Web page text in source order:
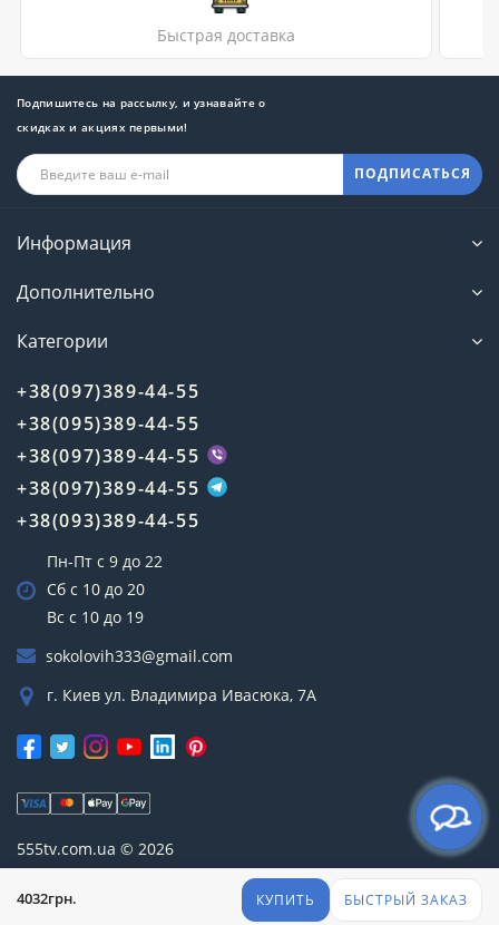
4032грн. КУПИТЬ БЫСТРЫЙ ЗАКАЗ
Быстрая доставка
Подпишитесь на рассылку, и узнавайте о
скидках и акциях первыми!
ПОДПИСАТЬСЯ
Информация
Дополнительно
Категории
+38(097)389-44-55
+38(095)389-44-55
+38(097)389-44-55
+38(097)389-44-55
+38(093)389-44-55
Пн-Пт с 9 до 22
Сб с 10 до 20
Вс с 10 до 19
sokolovih333@gmail.com
г. Киев ул. Владимира Ивасюка, 7А
555tv.com.ua © 2026